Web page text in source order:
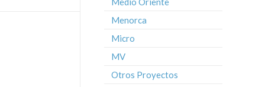
Menorca
Micro
MV
Otros Proyectos